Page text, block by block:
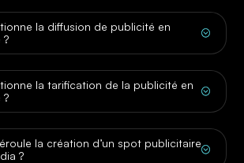
;
la diffusion de publicité en
?
;
la tarification de la publicité en
?
;
la création d’un spot publicitaire
?